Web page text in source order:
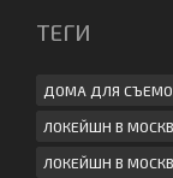
ТЕГИ
ДОМА ДЛЯ
ЛОКЕЙШН В
ЛОКЕЙШН В